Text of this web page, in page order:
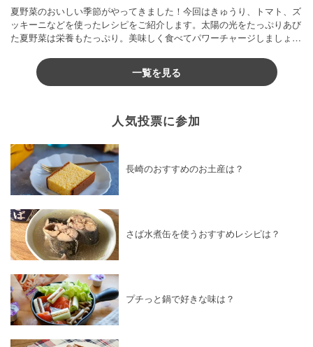
夏野菜のおいしい季節がやってきました！今回はきゅうり、トマト、ズ
ッキーニなどを使ったレシピをご紹介します。太陽の光をたっぷりあび
た夏野菜は栄養もたっぷり。美味しく食べてパワーチャージしましょう
一覧を見る
人気投票に参加
長崎のおすすめのお土産は？
さば水煮缶を使うおすすめレシピは？
プチっと鍋で好きな味は？